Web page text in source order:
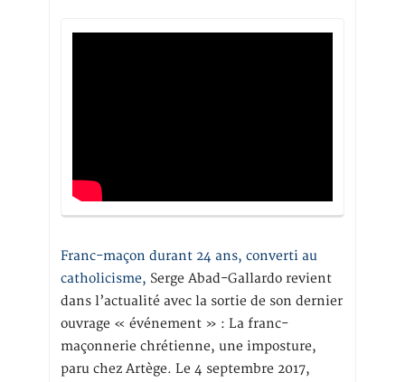
Franc-maçon durant 24 ans, converti au
catholicisme, Serge Abad-Gallardo revient
dans l’actualité avec la sortie de son dernier
ouvrage « événement » : La franc-
maçonnerie chrétienne, une imposture,
paru chez Artège. Le 4 septembre 2017,